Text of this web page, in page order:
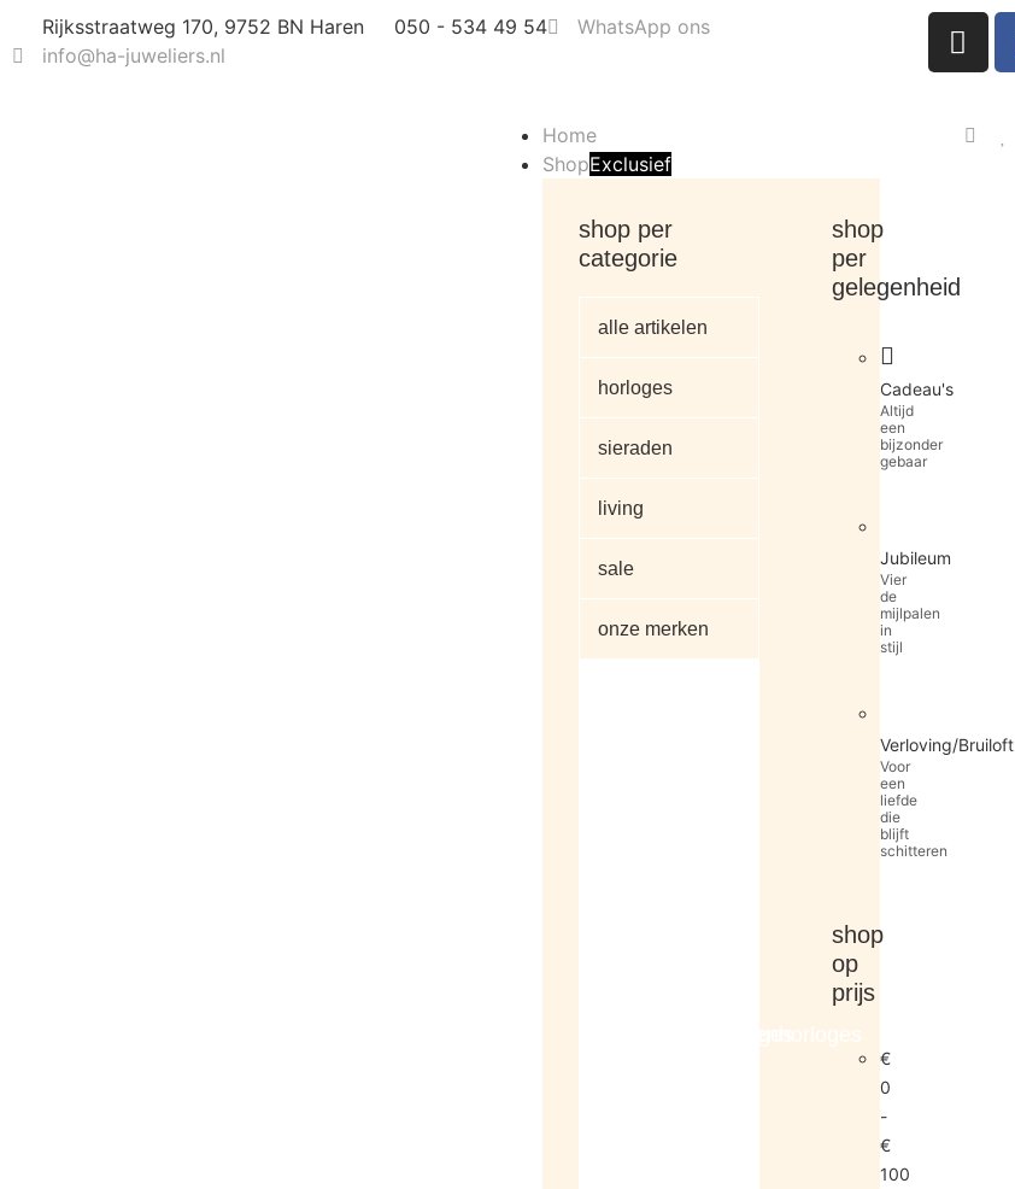
Rijksstraatweg 170, 9752 BN Haren 050 - 534 49 54
WhatsApp ons
info@ha-juweliers.nl
Home
ShopExclusief
shop per
categorie
alle artikelen
horloges
sieraden
living
sale
onze merken
dameshorlogesherenhorloges
shop
per
gelegenheid
Cadeau's
Altijd
een
bijzonder
gebaar
Jubileum
Vier
de
mijlpalen
in
stijl
Verloving/Bruiloft
Voor
een
liefde
die
blijft
schitteren
shop
op
prijs
€
0
-
€
100